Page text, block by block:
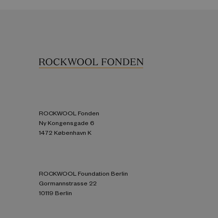
ROCKWOOL Fonden
Ny Kongensgade 6
1472 København K
ROCKWOOL Foundation Berlin
Gormannstrasse 22
10119 Berlin